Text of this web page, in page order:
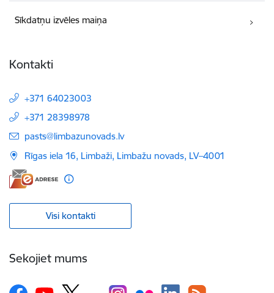
Sīkdatņu izvēles maiņa
Kontakti
+371 64023003
+371 28398978
E-pasts:
pasts@limbazunovads.lv
Rīgas iela 16, Limbaži, Limbažu novads, LV–4001
Visi kontakti
Sekojiet mums